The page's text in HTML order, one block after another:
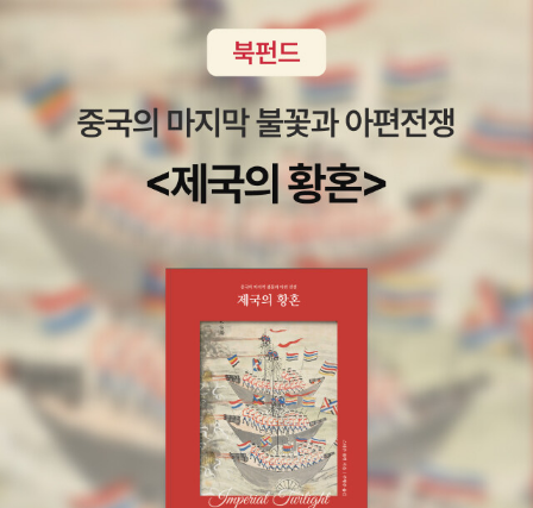
자랑스럽네요.​아이와 재미나게 책을 읽고미래를 생각하며 열심히 하
고자하는 직업을 위해서공부도 해야하고 노력을 해야겠다는 생각을
하게되니아이엠시리즈 넘넘 좋네요.
하고 다시 일어서는 경험을 하면 좋겠네요 책 뒷부분에는 오엑스 퀴
즈를 통한 배운 내용들을 확인하는 부분도 있구요. 책의 내용들을 정
리하여 내 생각을 글로 써 보는 코너도 넉넉히 있답니다. 학습만화 시
리즈 라고 해서 그냥 설렁설렁 넘어가는 것이 아니고 로봇공학자에
대한 부분이나 기본적인 로봇에 대한 내용들을 성실하게 배울 수 있
는 학습만화 랍니다.